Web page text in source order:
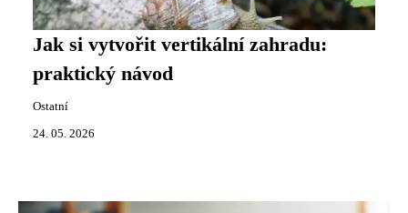
Jak si vytvořit vertikální zahradu:
praktický návod
Ostatní
24. 05. 2026